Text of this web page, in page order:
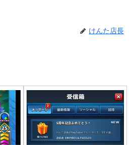
けんた店長